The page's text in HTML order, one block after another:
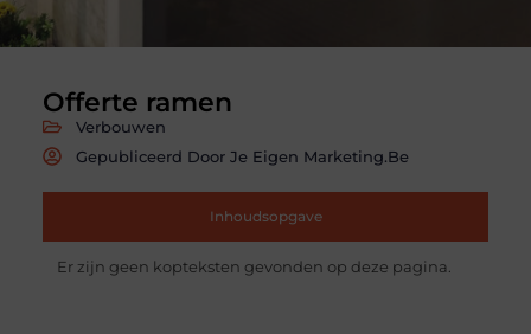
Offerte ramen
Verbouwen
Gepubliceerd Door Je Eigen Marketing.be
Inhoudsopgave
Er zijn geen kopteksten gevonden op deze pagina.